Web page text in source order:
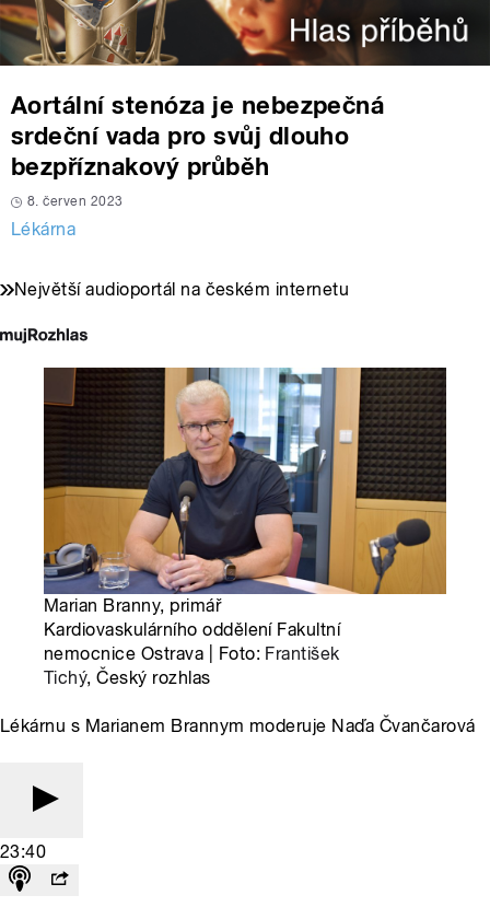
Aortální stenóza je nebezpečná
srdeční vada pro svůj dlouho
bezpříznakový průběh
8. červen 2023
Lékárna
Největší audioportál na českém internetu
Marian Branny, primář
Kardiovaskulárního oddělení Fakultní
nemocnice Ostrava | Foto: František
Tichý, Český rozhlas
Lékárnu s Marianem Brannym moderuje Naďa Čvančarová
23:40